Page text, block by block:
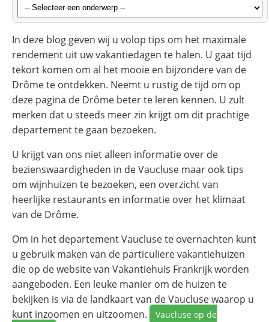
In deze blog geven wij u volop tips om het maximale
rendement uit uw vakantiedagen te halen. U gaat tijd
tekort komen om al het mooie en bijzondere van de
Drôme te ontdekken. Neemt u rustig de tijd om op
deze pagina de Drôme beter te leren kennen. U zult
merken dat u steeds meer zin krijgt om dit prachtige
departement te gaan bezoeken.
U krijgt van ons niet alleen informatie over de
bezienswaardigheden in de Vaucluse maar ook tips
om wijnhuizen te bezoeken, een overzicht van
heerlijke restaurants en informatie over het klimaat
van de Drôme.
Om in het departement Vaucluse te overnachten kunt
u gebruik maken van de particuliere vakantiehuizen
die op de website van Vakantiehuis Frankrijk worden
aangeboden. Een leuke manier om de huizen te
bekijken is via de landkaart van de Vaucluse waarop u
kunt inzoomen en uitzoomen.
Vaucluse op de